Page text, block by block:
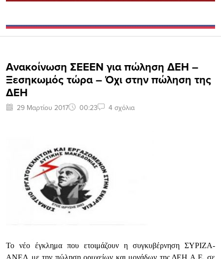
Ανακοίνωση ΣΕΕΕΝ για πώληση ΔΕΗ –
Ξεσηκωμός τώρα – Όχι στην πώληση της
ΔΕΗ
29 Μαρτίου 2017 00:23 4 σχόλια
Το νέο έγκλημα που ετοιμάζουν η συγκυβέρνηση ΣΥΡΙΖΑ-
ΑΝΕΛ με την πώληση ορυχείων και μονάδων της ΔΕΗ Α.Ε, σε